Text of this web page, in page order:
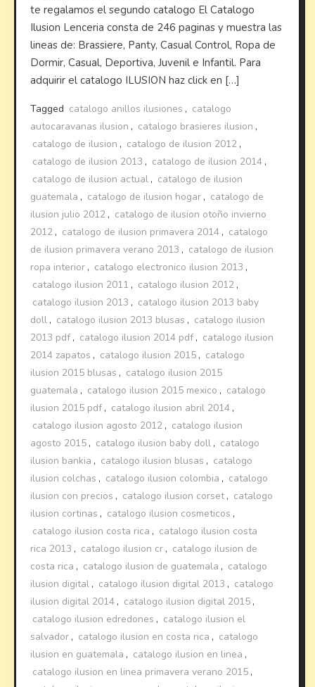
te regalamos el segundo catalogo El Catalogo
Ilusion Lenceria consta de 246 paginas y muestra las
lineas de: Brassiere, Panty, Casual Control, Ropa de
Dormir, Casual, Deportiva, Juvenil e Infantil. Para
adquirir el catalogo ILUSION haz click en […]
Tagged catalogo anillos ilusiones , catalogo
autocaravanas ilusion , catalogo brasieres ilusion ,
catalogo de ilusion , catalogo de ilusion 2012 ,
catalogo de ilusion 2013 , catalogo de ilusion 2014 ,
catalogo de ilusion actual , catalogo de ilusion
guatemala , catalogo de ilusion hogar , catalogo de
ilusion julio 2012 , catalogo de ilusion otoño invierno
2012 , catalogo de ilusion primavera 2014 , catalogo
de ilusion primavera verano 2013 , catalogo de ilusion
ropa interior , catalogo electronico ilusion 2013 ,
catalogo ilusion 2011 , catalogo ilusion 2012 ,
catalogo ilusion 2013 , catalogo ilusion 2013 baby
doll , catalogo ilusion 2013 blusas , catalogo ilusion
2013 pdf , catalogo ilusion 2014 pdf , catalogo ilusion
2014 zapatos , catalogo ilusion 2015 , catalogo
ilusion 2015 blusas , catalogo ilusion 2015
guatemala , catalogo ilusion 2015 mexico , catalogo
ilusion 2015 pdf , catalogo ilusion abril 2014 ,
catalogo ilusion agosto 2012 , catalogo ilusion
agosto 2015 , catalogo ilusion baby doll , catalogo
ilusion bankia , catalogo ilusion blusas , catalogo
ilusion colchas , catalogo ilusion colombia , catalogo
ilusion con precios , catalogo ilusion corset, catalogo
ilusion cortinas , catalogo ilusion cosmeticos ,
catalogo ilusion costa rica , catalogo ilusion costa
rica 2013 , catalogo ilusion cr , catalogo ilusion de
costa rica , catalogo ilusion de guatemala , catalogo
ilusion digital , catalogo ilusion digital 2013 , catalogo
ilusion digital 2014 , catalogo ilusion digital 2015 ,
catalogo ilusion edredones , catalogo ilusion el
salvador , catalogo ilusion en costa rica , catalogo
ilusion en guatemala , catalogo ilusion en linea ,
catalogo ilusion en linea primavera verano 2015 ,